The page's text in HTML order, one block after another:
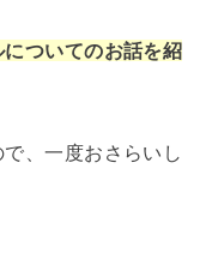
ついてのお話を紹
、一度おさらいし